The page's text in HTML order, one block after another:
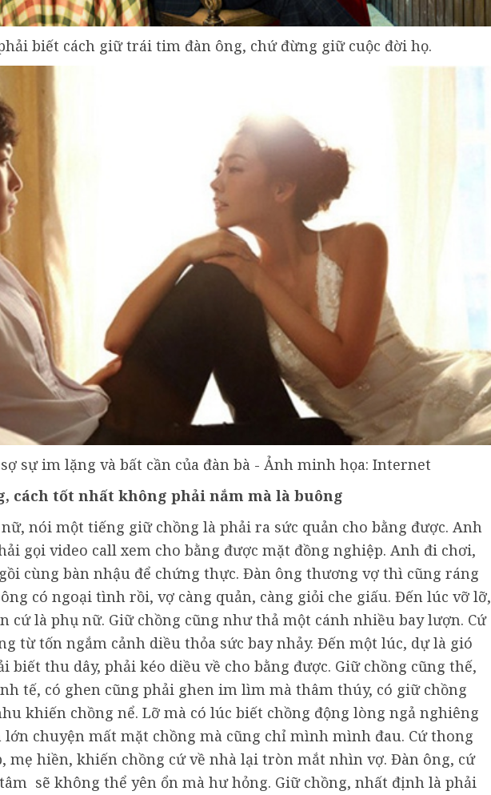
biết cách giữ trái tim đàn ông, chứ đừng giữ cuộc đời họ.
sự im lặng và bất cần của đàn bà - Ảnh minh họa: Internet
cách tốt nhất không phải nắm mà là buông
nói một tiếng giữ chồng là phải ra sức quản cho bằng được. Anh
gọi video call xem cho bằng được mặt đồng nghiệp. Anh đi chơi,
cùng bàn nhậu để chứng thực. Đàn ông thương vợ thì cũng ráng
có ngoại tình rồi, vợ càng quản, càng giỏi che giấu. Đến lúc vỡ lỡ,
cứ là phụ nữ. Giữ chồng cũng như thả một cánh nhiều bay lượn. Cứ
từ tốn ngắm cảnh diều thỏa sức bay nhảy. Đến một lúc, dự là gió
biết thu dây, phải kéo diều về cho bằng được. Giữ chồng cũng thế,
tế, có ghen cũng phải ghen im lìm mà thâm thúy, có giữ chồng
khiến chồng nể. Lỡ mà có lúc biết chồng động lòng ngả nghiêng
chuyện mất mặt chồng mà cũng chỉ mình mình đau. Cứ thong
mẹ hiền, khiến chồng cứ về nhà lại tròn mắt nhìn vợ. Đàn ông, cứ
sẽ không thể yên ổn mà hư hỏng. Giữ chồng, nhất định là phải